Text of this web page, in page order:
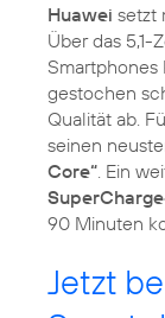
Huawei setzt
Über das
Smartphones
gestochen
Qualität ab.
seinen
Core“ . Ein
90 Minuten
Jetzt